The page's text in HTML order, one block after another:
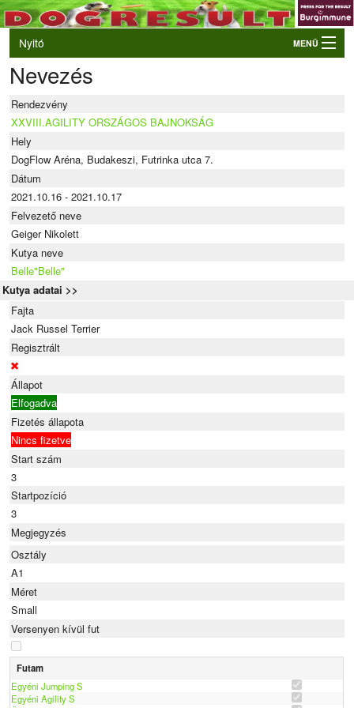
Nyitó MENÜ
Belépés
VB és EO válogatók
Élő eredmények
Rendezvények
Kutyák
Nevezés
Rendezvény
XXVIII.AGILITY ORSZÁGOS BAJNOKSÁG
Hely
DogFlow Aréna, Budakeszi, Futrinka utca 7.
Dátum
2021.10.16 - 2021.10.17
Felvezető neve
Geiger Nikolett
Kutya neve
Belle"Belle"
Kutya adatai >>
Fajta
Jack Russel Terrier
Regisztrált
Állapot
Elfogadva
Fizetés állapota
Nincs fizetve
Start szám
3
Startpozíció
3
Megjegyzés
Osztály
A1
Méret
Small
Versenyen kívül fut
Futam
Egyéni Jumping S
Egyéni Agility S